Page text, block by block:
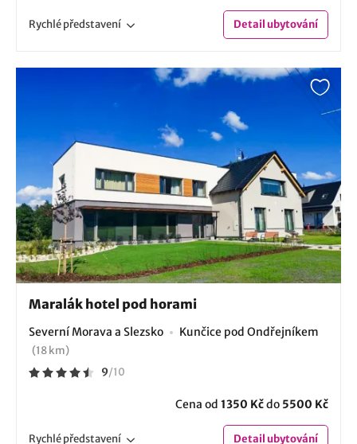
Rychlépředstavení Detailubytování
Maralák hotel pod horami
Severní Morava a Slezsko Kunčice pod Ondřejníkem
(18 km)
9/10
Cena od 1350 Kčdo 5500 Kč
Rychlépředstavení Detailubytování